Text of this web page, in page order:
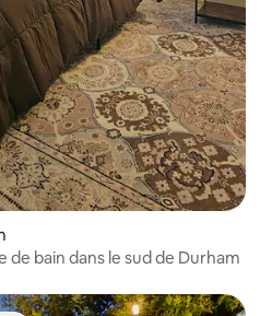
de bain dans le sud de Durham